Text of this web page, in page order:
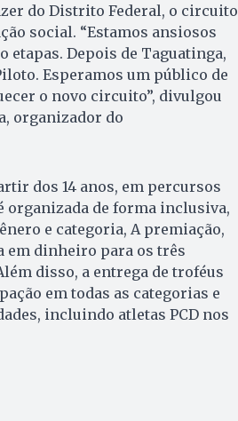
do Distrito Federal, o circuito
social. “Estamos ansiosos
etapas. Depois de Taguatinga,
Esperamos um público de
o novo circuito”, divulgou
organizador do
dos 14 anos, em percursos
organizada de forma inclusiva,
e categoria, A premiação,
em dinheiro para os três
disso, a entrega de troféus
em todas as categorias e
incluindo atletas PCD nos